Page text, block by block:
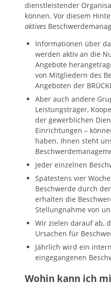
dienstleistender
können. Vor diesem
aktives
Informationen über
werden aktiv an die
Angebote
von Mitgliedern des
Angeboten der
Aber auch andere
Leistungsträger,
der gewerblichen
Einrichtungen –
haben. Ihnen steht
Jeder einzelnen
Spätestens vier
Beschwerde durch
erhalten die
Stellungnahme von
Wir zielen darauf ab,
Ursachen für
Jährlich wird ein
eingegangenen
Wohin kann ich